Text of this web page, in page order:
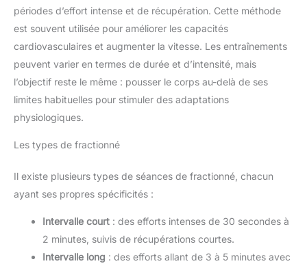
périodes d’effort intense et de récupération. Cette méthode
est souvent utilisée pour améliorer les capacités
cardiovasculaires et augmenter la vitesse. Les entraînements
peuvent varier en termes de durée et d’intensité, mais
l’objectif reste le même : pousser le corps au-delà de ses
limites habituelles pour stimuler des adaptations
physiologiques.
Les types de fractionné
Il existe plusieurs types de séances de fractionné, chacun
ayant ses propres spécificités :
Intervalle court : des efforts intenses de 30 secondes à
2 minutes, suivis de récupérations courtes.
Intervalle long : des efforts allant de 3 à 5 minutes avec